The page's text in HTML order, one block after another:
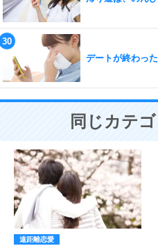
デートが終わっ
同じカテ
遠距離恋愛